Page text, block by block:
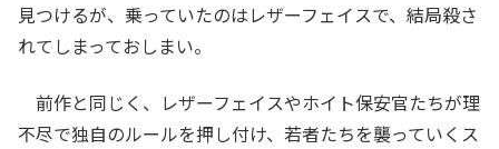
見つけるが、乗っていたのはレザーフェイスで、結局殺さ
れてしまっておしまい。
前作と同じく、レザーフェイスやホイト保安官たちが理
不尽で独自のルールを押し付け、若者たちを襲っていくス